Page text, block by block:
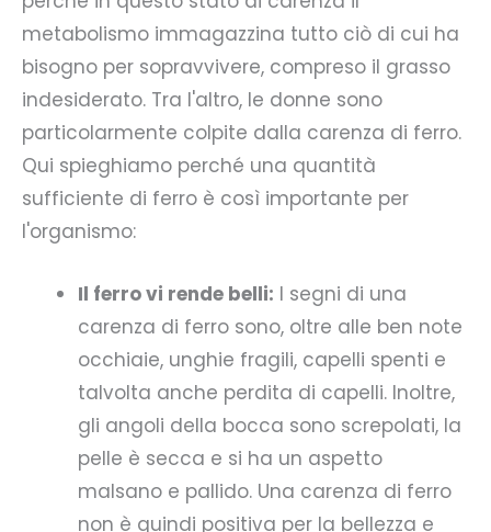
metabolismo immagazzina tutto ciò di cui ha
bisogno per sopravvivere, compreso il grasso
indesiderato. Tra l'altro, le donne sono
particolarmente colpite dalla carenza di ferro.
Qui spieghiamo perché una quantità
sufficiente di ferro è così importante per
l'organismo:
Il ferro vi rende belli: I segni di una
carenza di ferro sono, oltre alle ben note
occhiaie, unghie fragili, capelli spenti e
talvolta anche perdita di capelli. Inoltre,
gli angoli della bocca sono screpolati, la
pelle è secca e si ha un aspetto
malsano e pallido. Una carenza di ferro
non è quindi positiva per la bellezza e